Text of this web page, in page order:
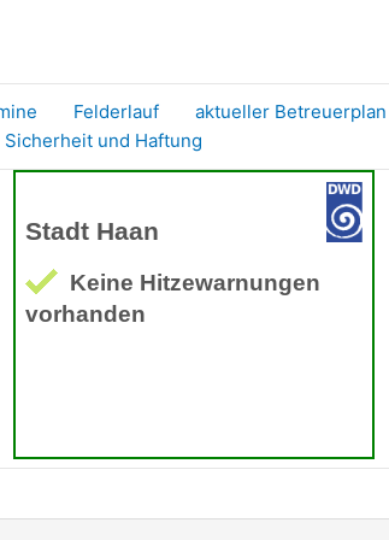
Felderlauf aktueller Betreuerplan
Sicherheit und Haftung